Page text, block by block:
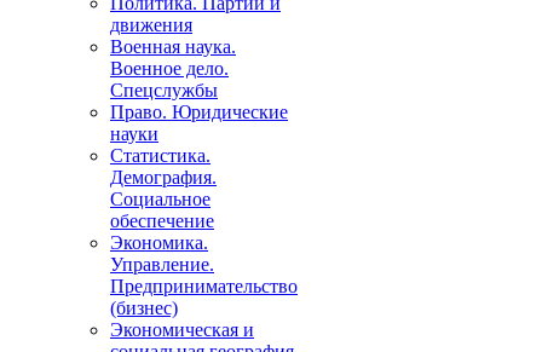
движения
Военная наука.
Военное дело.
Спецслужбы
Право. Юридические
науки
Статистика.
Демография.
Социальное
обеспечение
Экономика.
Управление.
Предпринимательство
(бизнес)
Экономическая и